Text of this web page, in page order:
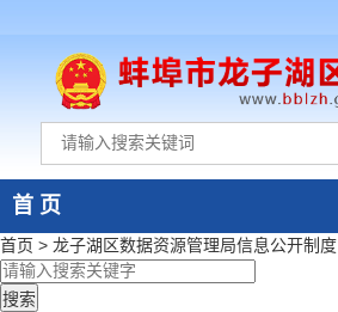
首 页
首页 > 龙子湖区数据资源管理局信息公开制度